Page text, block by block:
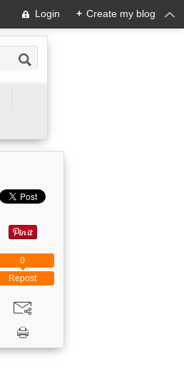
Login + Create my blog
Repost
0